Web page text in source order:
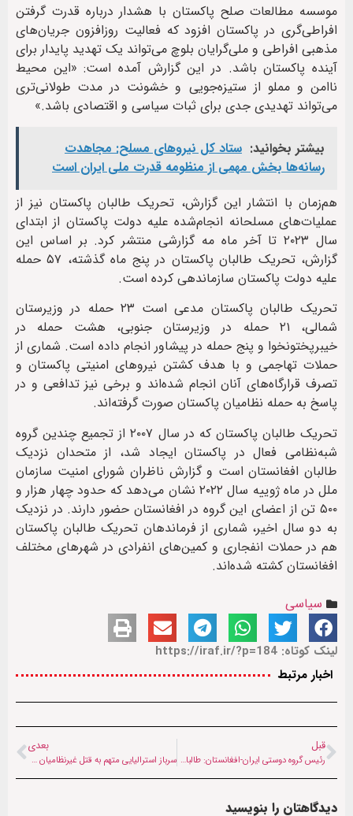
موسسه مطالعات صلح پاکستان با هشدار درباره قدرت گرفتن
افراطی‌گری در پاکستان افزود که فعالیت روزافزون جریان‌های
مذهبی افراطی و ملی‌گرایان بلوچ می‌تواند یک تهدید پایدار برای
آینده پاکستان باشد. در این گزارش آمده است: «این محیط
ناامن و مملو از ستیزه‌جویی و خشونت در مدت طولانی‌تری
می‌تواند تهدیدی جدی برای ثبات سیاسی و اقتصادی باشد.»
بیشتر بخوانید: ستاد کل نیروهای مسلح: مجاهدت
رسانه‌ها بخش مهمی از منظومه قدرت ملی ایران است
هم‌زمان با انتشار این گزارش، تحریک طالبان پاکستان نیز از
عملیات‌های مسلحانه انجام‌شده علیه دولت پاکستان از ابتدای
سال ۲۰۲۳ تا آخر ماه مه گزارشی منتشر کرد. بر اساس این
گزارش، تحریک طالبان پاکستان در پنج ماه گذشته، ۵۷ حمله
علیه دولت پاکستان سازماندهی کرده است.
تحریک طالبان پاکستان مدعی است ۲۳ حمله در وزیرستان
شمالی، ۲۱ حمله در وزیرستان جنوبی، هشت حمله در
خیبرپختونخوا و پنج حمله در پیشاور انجام داده است. شماری از
حملات تهاجمی و با هدف کشتن نیروهای امنیتی پاکستان و
تصرف قرارگاه‌های آنان انجام شده‌اند و برخی نیز تدافعی و در
پاسخ به حمله نظامیان پاکستان صورت گرفته‌اند.
تحریک طالبان پاکستان که در سال ۲۰۰۷ از تجمیع چندین گروه
شبه‌نظامی فعال در پاکستان ایجاد شد، از متحدان نزدیک
طالبان افغانستان است و گزارش ناظران شورای امنیت سازمان
ملل در ماه ژوییه سال ۲۰۲۲ نشان می‌دهد که حدود چهار هزار و
۵۰۰ تن از اعضای این گروه در افغانستان حضور دارند. در نزدیک
به دو سال اخیر، شماری از فرماندهان تحریک طالبان پاکستان
هم در حملات انفجاری و کمین‌های انفرادی در شهرهای مختلف
افغانستان کشته شده‌اند.
سیاسی
لینک کوتاه: https://iraf.ir/?p=184
اخبار مرتبط
قبل
رئیس گروه دوستی ایران-افغانستان: طالبان برای ماندگاری چاره‌ای جز تشکیل حکومت فراگیر ندارد
بعدی
سرباز استرالیایی متهم به قتل غیرنظامیان در افغانستان مجرم شناخته شد
دیدگاهتان را بنویسید